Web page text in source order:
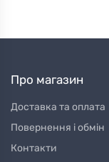
Про магазин
Доставка та оплата
Повернення і обмін
Контакти